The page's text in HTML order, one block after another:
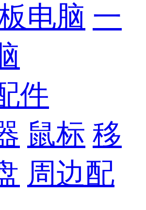
电脑 一
件
鼠标 移
周边配